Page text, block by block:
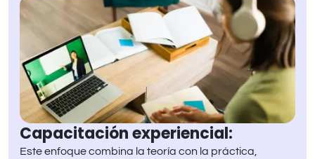
Capacitación experiencial:
Este enfoque combina la teoría con la práctica,